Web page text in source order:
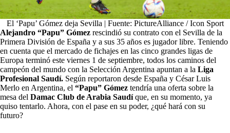
El ‘Papu’ Gómez deja Sevilla | Fuente: PictureAlliance / Icon Sport
Alejandro “Papu” Gómez rescindió su contrato con el Sevilla de la
Primera División de España y a sus 35 años es jugador libre. Teniendo
en cuenta que el mercado de fichajes en las cinco grandes ligas de
Europa terminó este viernes 1 de septiembre, todos los caminos del
campeón del mundo con la Selección Argentina apuntan a la Liga
Profesional Saudí. Según reportaron desde España y César Luis
Merlo en Argentina, el “Papu” Gómez tendría una oferta sobre la
mesa del Damac Club de Arabia Saudíque, en su momento, ya
quiso tentarlo. Ahora, con el pase en su poder, ¿qué hará con su
futuro?